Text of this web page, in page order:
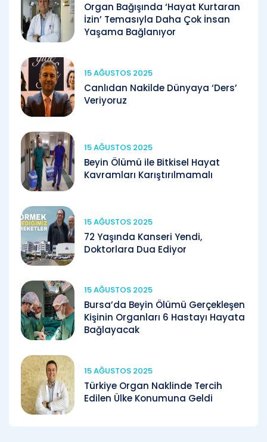
Organ Bağışında ‘Hayat Kurtaran
İzin’ Temasıyla Daha Çok İnsan
Yaşama Bağlanıyor
15 AĞUSTOS 2025
Canlıdan Nakilde Dünyaya ‘Ders’
Veriyoruz
15 AĞUSTOS 2025
Beyin Ölümü ile Bitkisel Hayat
Kavramları Karıştırılmamalı
15 AĞUSTOS 2025
72 Yaşında Kanseri Yendi,
Doktorlara Dua Ediyor
15 AĞUSTOS 2025
Bursa’da Beyin Ölümü Gerçekleşen
Kişinin Organları 6 Hastayı Hayata
Bağlayacak
15 AĞUSTOS 2025
Türkiye Organ Naklinde Tercih
Edilen Ülke Konumuna Geldi